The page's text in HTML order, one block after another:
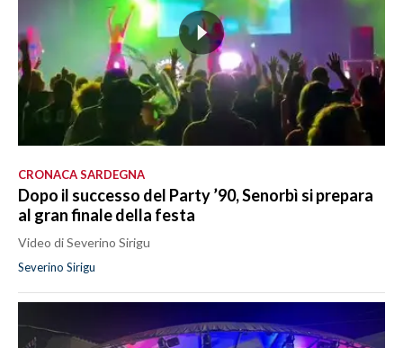
CRONACA SARDEGNA
Dopo il successo del Party ’90, Senorbì si prepara
al gran finale della festa
Video di Severino Sirigu
Severino Sirigu